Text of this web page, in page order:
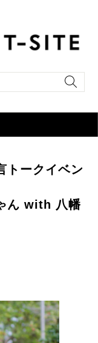
トークイベン
ん with 八幡